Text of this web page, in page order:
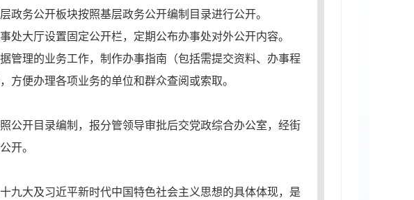
政务公开板块按照基层政务公开编制目录进行公开。
处大厅设置固定公开栏，定期公布办事处对外公开内容。
管理的业务工作，制作办事指南（包括需提交资料、办事程
方便办理各项业务的单位和群众查阅或索取。
公开目录编制，报分管领导审批后交党政综合办公室，经街
开。
九大及习近平新时代中国特色社会主义思想的具体体现，是